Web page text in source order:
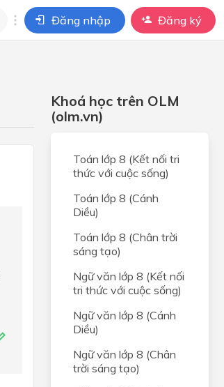
Đăng nhập Đăng ký
Khoá học trên OLM
(olm.vn)
Toán lớp 8 (Kết nối tri
thức với cuộc sống)
Toán lớp 8 (Cánh
Diều)
Toán lớp 8 (Chân trời
sáng tạo)
Ngữ văn lớp 8 (Kết nối
tri thức với cuộc sống)
Ngữ văn lớp 8 (Cánh
Diều)
Ngữ văn lớp 8 (Chân
trời sáng tạo)